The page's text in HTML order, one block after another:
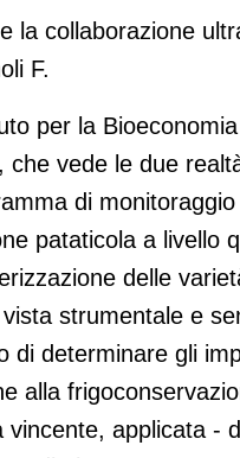
Romagnoli e Ibe-
la collaborazione
F.
per la
che vede le due
di monitoraggio
pataticola a livello
delle
strumentale e
di determinare gli
alla
vincente, applicata -